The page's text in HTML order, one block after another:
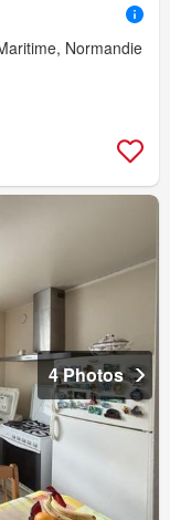
Normandie
4 Photos